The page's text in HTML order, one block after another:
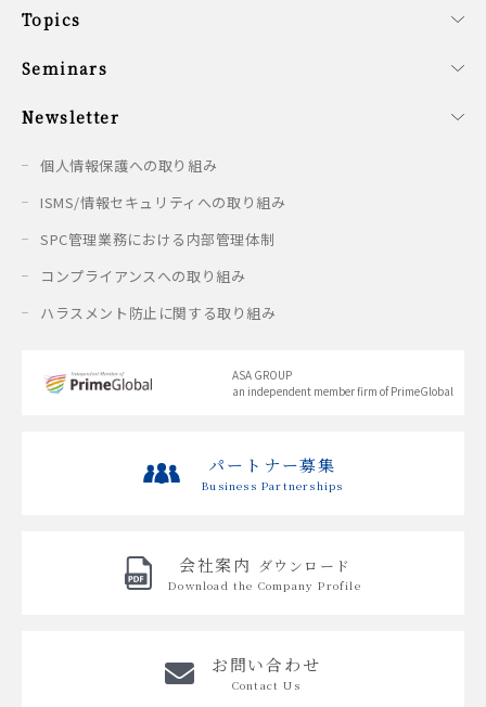
Topics
Seminars
Newsletter
個人情報保護への取り組み
ISMS/情報セキュリティへの取り組み
SPC管理業務における内部管理体制
コンプライアンスへの取り組み
ハラスメント防止に関する取り組み
ASA GROUP
an independent member firm of PrimeGlobal
パートナー募集
Business Partnerships
会社案内 ダウンロード
Download the Company Profile
お問い合わせ
Contact Us